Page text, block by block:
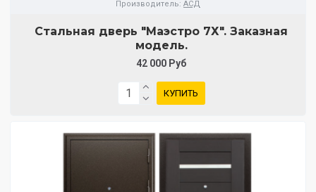
Производитель: АСД
Стальная дверь "Маэстро 7Х". Заказная
модель.
42 000 Руб
КУПИТЬ